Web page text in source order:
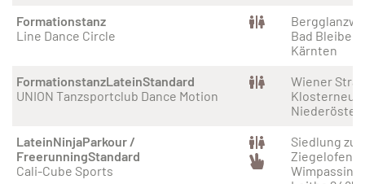
Formationstanz
Line Dance Circle
Bad
Kärnten
FormationstanzLateinStandard
UNION Tanzsportclub Dance Motion
Wiener
LateinNinjaParkour /
FreerunningStandard
Cali-Cube Sports
Siedlung
Ziegelofen
Wimpassing